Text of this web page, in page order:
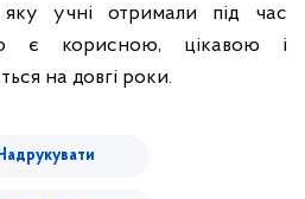
яку учні отримали під час
є корисною, цікавою і
на довгі роки.